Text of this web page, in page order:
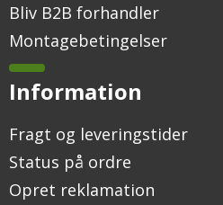
Bliv B2B forhandler
Montagebetingelser
Information
Fragt og leveringstider
Status på ordre
Opret reklamation